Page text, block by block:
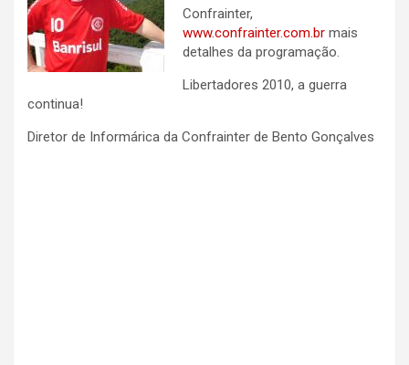
Confrainter,
www.confrainter.com.br mais
detalhes da programação.
Libertadores 2010, a guerra
continua!
Diretor de Informárica da Confrainter de Bento Gonçalves